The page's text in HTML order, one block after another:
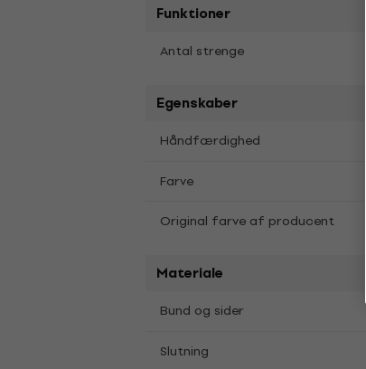
Funktioner
Antal strenge
Egenskaber
Håndfærdighed
Farve
Original farve af producent
Materiale
Bund og sider
Slutning